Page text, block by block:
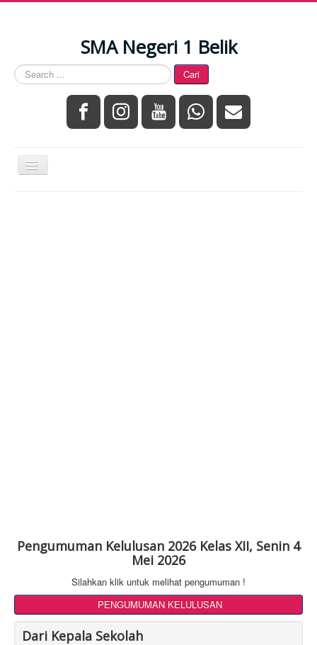
SMA Negeri 1 Belik
Search
...
Cari
Toggle
Navigation
Pengumuman Kelulusan 2026 Kelas XII, Senin 4
Mei 2026
Silahkan klik untuk melihat pengumuman !
PENGUMUMAN KELULUSAN
Dari Kepala Sekolah